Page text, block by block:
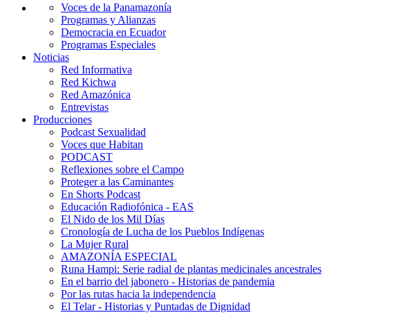
Voces de la Panamazonía
Programas y Alianzas
Democracia en Ecuador
Programas Especiales
Noticias
Red Informativa
Red Kichwa
Red Amazónica
Entrevistas
Producciones
Podcast Sexualidad
Voces que Habitan
PODCAST
Reflexiones sobre el Campo
Proteger a las Caminantes
En Shorts Podcast
Educación Radiofónica - EAS
El Nido de los Mil Días
Cronología de Lucha de los Pueblos Indígenas
La Mujer Rural
AMAZONÍA ESPECIAL
Runa Hampi: Serie radial de plantas medicinales ancestrales
En el barrio del jabonero - Historias de pandemia
Por las rutas hacia la independencia
El Telar - Historias y Puntadas de Dignidad